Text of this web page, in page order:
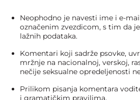
Neophodno je navesti ime i e-
označenim zvezdicom, s tim da
lažnih podataka.
Komentari koji sadrže psovke,
mržnje na nacionalnoj, verskoj,
nečije seksualne opredeljenosti
Prilikom pisanja komentara
i gramatičkim pravilima.